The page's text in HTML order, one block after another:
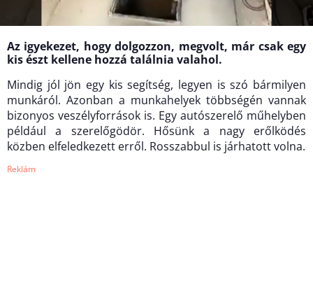
Az igyekezet, hogy dolgozzon, megvolt, már csak egy
kis észt kellene hozzá találnia valahol.
Mindig jól jön egy kis segítség, legyen is szó bármilyen
munkáról. Azonban a munkahelyek többségén vannak
bizonyos veszélyforrások is. Egy autószerelő műhelyben
például a szerelőgödör. Hősünk a nagy erőlködés
közben elfeledkezett erről. Rosszabbul is járhatott volna.
Reklám